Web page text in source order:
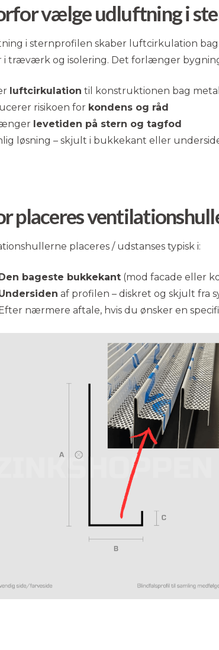
vælge udluftning i
i sternprofilen skaber luftcirkulation
i træværk og isolering. Det forlænger
luftcirkulation til konstruktionen bag
risikoen for kondens og råd
levetiden på stern og tagfod
løsning – skjult i bukkekant eller
placeres
placeres / udstanses typisk i:
Den bageste bukkekant (mod facade eller
af profilen – diskret og skjult fra
Efter nærmere aftale, hvis du ønsker en